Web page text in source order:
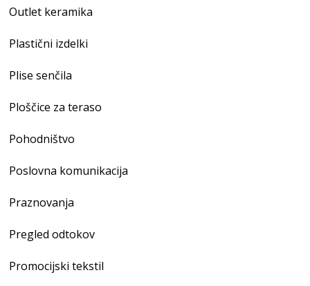
Outlet keramika
Plastični izdelki
Plise senčila
Ploščice za teraso
Pohodništvo
Poslovna komunikacija
Praznovanja
Pregled odtokov
Promocijski tekstil